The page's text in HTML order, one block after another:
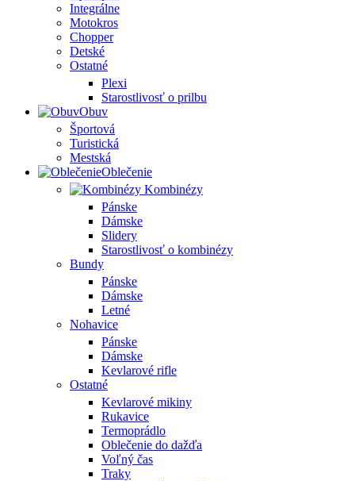
Integrálne
Motokros
Chopper
Detské
Ostatné
Plexi
Starostlivosť o prilbu
Obuv
Športová
Turistická
Mestská
Oblečenie
Kombinézy
Pánske
Dámske
Slidery
Starostlivosť o kombinézy
Bundy
Pánske
Dámske
Letné
Nohavice
Pánske
Dámske
Kevlarové rifle
Ostatné
Kevlarové mikiny
Rukavice
Termoprádlo
Oblečenie do dažďa
Voľný čas
Traky